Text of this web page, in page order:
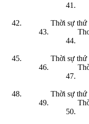
Thời sự thứ
Thời sự thứ
Thời sự thứ